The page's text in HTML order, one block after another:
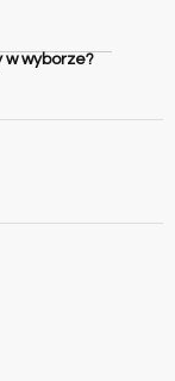
w wyborze?